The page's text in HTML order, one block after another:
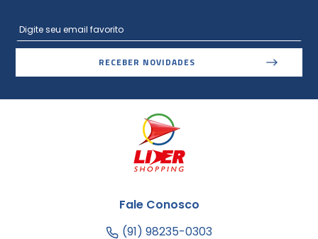
RECEBER NOVIDADES
Fale Conosco
(91) 98235-0303